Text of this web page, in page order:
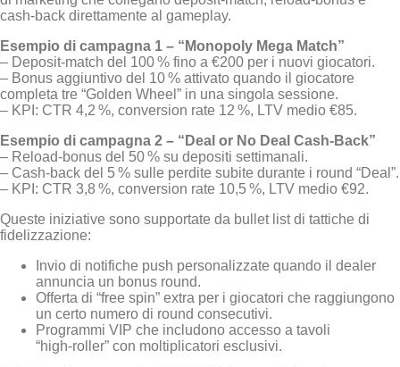
cash‑back direttamente al gameplay.
Esempio di campagna 1 – “Monopoly Mega Match”
– Deposit‑match del 100 % fino a €200 per i nuovi giocatori.
– Bonus aggiuntivo del 10 % attivato quando il giocatore
completa tre “Golden Wheel” in una singola sessione.
– KPI: CTR 4,2 %, conversion rate 12 %, LTV medio €85.
Esempio di campagna 2 – “Deal or No Deal Cash‑Back”
– Reload‑bonus del 50 % su depositi settimanali.
– Cash‑back del 5 % sulle perdite subite durante i round “Deal”.
– KPI: CTR 3,8 %, conversion rate 10,5 %, LTV medio €92.
Queste iniziative sono supportate da bullet list di tattiche di
fidelizzazione:
Invio di notifiche push personalizzate quando il dealer
annuncia un bonus round.
Offerta di “free spin” extra per i giocatori che raggiungono
un certo numero di round consecutivi.
Programmi VIP che includono accesso a tavoli
“high‑roller” con moltiplicatori esclusivi.